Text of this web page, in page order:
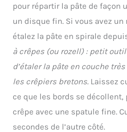
pour répartir la pâte de façon
un disque fin. Si vous avez un
étalez la pâte en spirale
à crêpes (ou rozell) : petit
d’étaler la pâte en couche
les crêpiers bretons. Laissez
ce que les bords se décollent,
crêpe avec une spatule fine.
secondes de l’autre côté.